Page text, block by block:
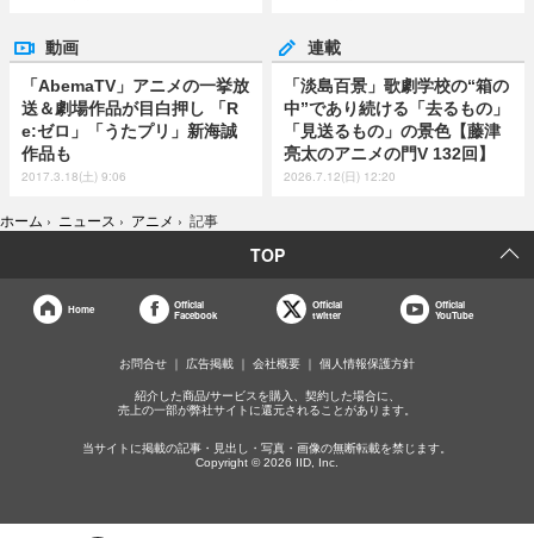
動画
「AbemaTV」アニメの一挙放
送＆劇場作品が目白押し 「R
e:ゼロ」「うたプリ」新海誠
作品も
2017.3.18(土) 9:06
連載
「淡島百景」歌劇学校の“箱の
中”であり続ける「去るもの」
「見送るもの」の景色【藤津
亮太のアニメの門V 132回】
2026.7.12(日) 12:20
ホーム › ニュース › アニメ › 記事
TOP
Home
Official
Facebook
Official
twitter
Official
YouTube
お問合せ 広告掲載 会社概要 個人情報保護方針
紹介した商品/サービスを購入、契約した場合に、
売上の一部が弊社サイトに還元されることがあります。
当サイトに掲載の記事・見出し・写真・画像の無断転載を禁じます。
Copyright © 2026 IID, Inc.